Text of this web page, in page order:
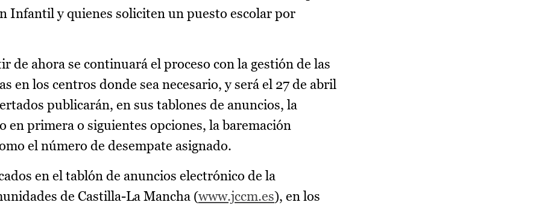
Infantil y quienes soliciten un puesto escolar por
de ahora se continuará el proceso con la gestión de las
en los centros donde sea necesario, y será el 27 de abril
publicarán, en sus tablones de anuncios, la
en primera o siguientes opciones, la baremación
el número de desempate asignado.
en el tablón de anuncios electrónico de la
de Castilla-La Mancha (www.jccm.es), en los